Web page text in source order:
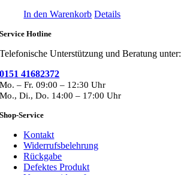
In den Warenkorb Details
Service Hotline
Telefonische Unterstützung und Beratung unter:
0151 41682372
Mo. – Fr. 09:00 – 12:30 Uhr
Mo., Di., Do. 14:00 – 17:00 Uhr
Shop-Service
Kontakt
Widerrufsbelehrung
Rückgabe
Defektes Produkt